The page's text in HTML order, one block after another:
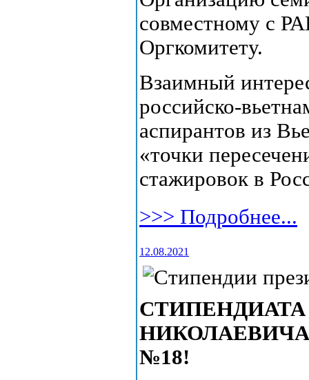
совместному с
Оргкомитету.
Взаимный
российско-
аспирантов из
«точки
стажировок в
>>> Подробнее...
12.08.2021
№18!